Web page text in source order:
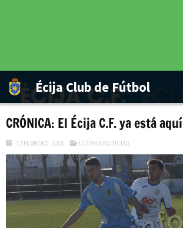
Écija Club de Fútbol
CRÓNICA: El Écija C.F. ya está aquí
13 FEBRERO, 2018 ÚLTIMAS NOTICIAS